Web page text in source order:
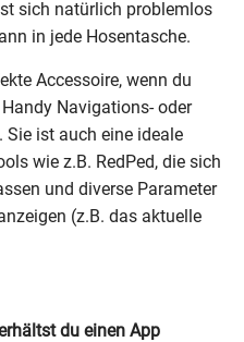
sich natürlich problemlos
in jede Hosentasche.
Accessoire, wenn du
Navigations- oder
ist auch eine ideale
wie z.B. RedPed, die sich
und diverse Parameter
(z.B. das aktuelle
du einen App